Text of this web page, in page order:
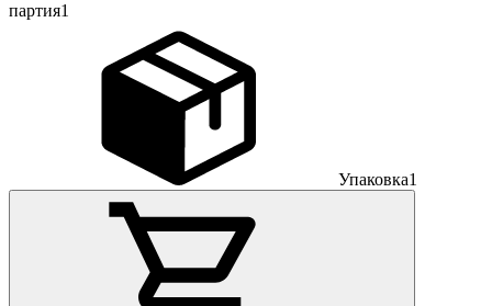
партия1
Упаковка1